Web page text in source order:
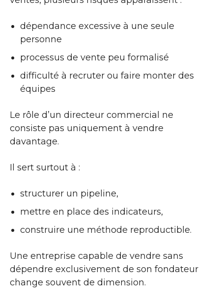
dépendance excessive à une seule
personne
processus de vente peu formalisé
difficulté à recruter ou faire monter des
équipes
Le rôle d’un directeur commercial ne
consiste pas uniquement à vendre
davantage.
Il sert surtout à :
structurer un pipeline,
mettre en place des indicateurs,
construire une méthode reproductible.
Une entreprise capable de vendre sans
dépendre exclusivement de son fondateur
change souvent de dimension.